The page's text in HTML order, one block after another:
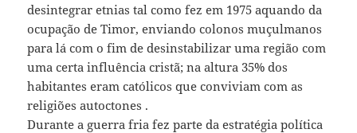
desintegrar etnias tal como fez em 1975 aquando da
ocupação de Timor, enviando colonos muçulmanos
para lá com o fim de desinstabilizar uma região com
uma certa influência cristã; na altura 35% dos
habitantes eram católicos que conviviam com as
religiões autoctones .
Durante a guerra fria fez parte da estratégia política